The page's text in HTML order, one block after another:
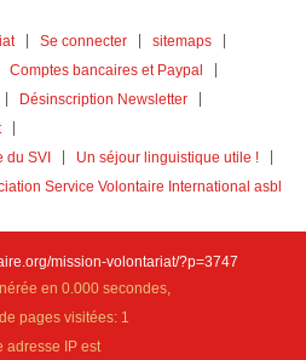
Se connecter
sitemaps
Comptes bancaires et Paypal
Désinscription Newsletter
du SVI
Un séjour linguistique utile !
Service Volontaire International asbl
mission-volontariat/?p=3747
en 0.000 secondes,
pages visitées: 1
adresse IP est